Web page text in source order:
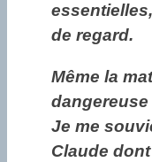
de regard.
Même la
Je me
Claude